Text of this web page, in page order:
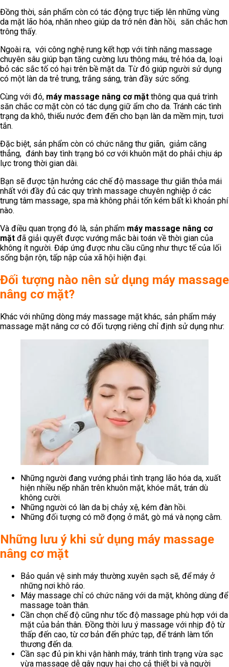
Đồng thời, sản phẩm còn có tác động trực tiếp lên những vùng
da mặt lão hóa, nhăn nheo giúp da trở nên đàn hồi, săn chắc hơn
trông thấy.
Ngoài ra, với công nghệ rung kết hợp với tính năng massage
chuyên sâu giúp bạn tăng cường lưu thông máu, trẻ hóa da, loại
bỏ các sắc tố có hại trên bề mặt da. Từ đó giúp người sử dụng
có một làn da trẻ trung, trắng sáng, tràn đầy sức sống.
Cùng với đó, máy massage nâng cơ mặt thông qua quá trình
săn chắc cơ mặt còn có tác dụng giữ ẩm cho da. Tránh các tình
trạng da khô, thiếu nước đem đến cho bạn làn da mềm mịn, tươi
tắn.
Đặc biệt, sản phẩm còn có chức năng thư giãn, giảm căng
thẳng, đánh bay tình trạng bó cơ với khuôn mặt do phải chịu áp
lực trong thời gian dài.
Bạn sẽ được tận hưởng các chế độ massage thư giãn thỏa mái
nhất với đầy đủ các quy trình massage chuyên nghiệp ở các
trung tâm massage, spa mà không phải tốn kém bất kì khoản phí
nào.
Và điều quan trọng đó là, sản phẩm máy massage nâng cơ
mặt đã giải quyết được vướng mắc bài toán về thời gian của
không ít người. Đáp ứng được nhu cầu cũng như thực tế của lối
sống bận rộn, tấp nập của xã hội hiện đại.
Đối tượng nào nên sử dụng máy massage
nâng cơ mặt?
Khác với những dòng máy massage mặt khác, sản phẩm máy
massage mặt nâng cơ có đối tượng riêng chỉ định sử dụng như:
Những người đang vướng phải tình trạng lão hóa da, xuất
hiện nhiều nếp nhăn trên khuôn mặt, khóe mắt, trán dù
không cười.
Những người có làn da bị chảy xệ, kém đàn hồi.
Những đối tượng có mỡ đọng ở mắt, gò má và nọng cằm.
Những lưu ý khi sử dụng máy massage
nâng cơ mặt
Bảo quản vệ sinh máy thường xuyên sạch sẽ, để máy ở
những nơi khô ráo.
Máy massage chỉ có chức năng với da mặt, không dùng để
massage toàn thân.
Cần chọn chế độ cũng như tốc độ massage phù hợp với da
mặt của bản thân. Đồng thời lưu ý massage với nhịp độ từ
thấp đến cao, từ cơ bản đến phức tạp, để tránh làm tổn
thương đến da.
Cần sạc đủ pin khi vận hành máy, tránh tình trạng vừa sạc
vừa massage dễ gây nguy hại cho cả thiết bị và người